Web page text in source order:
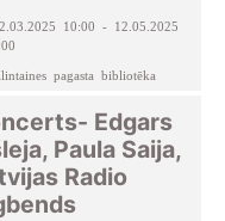
10:00 - 12.05.2025
pagasta bibliotēka
Edgars
Paula Saija,
Radio